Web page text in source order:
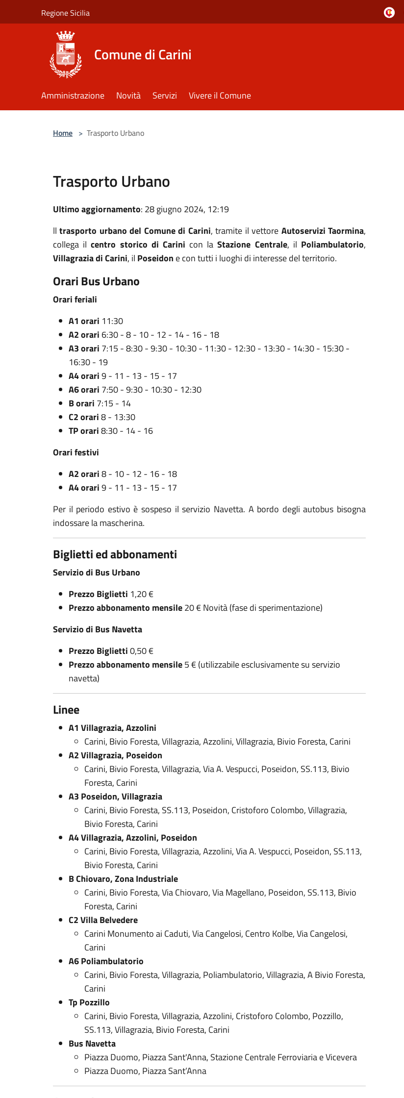
Regione Sicilia
Comune di Carini
Amministrazione Novità Servizi Vivere il Comune
Home > Trasporto Urbano
Trasporto Urbano
Ultimo aggiornamento: 28 giugno 2024, 12:19
lltrasporto urbano del Comune di Carini, tramite il vettore Autoservizi Taormina,
collega ilcentro storico di Carini con laStazione Centrale, il Poliambulatorio,
Villagrazia di Carini, il Poseidon e con tutti i luoghi di interesse del territorio.
Orari Bus Urbano
Orari feriali
A1 orari 11:30
A2 orari 6:30 - 8 - 10 - 12 - 14 - 16 - 18
A3 orari 7:15 - 8:30 - 9:30 - 10:30 - 11:30 - 12:30 - 13:30 - 14:30 - 15:30 -
16:30 - 19
A4 orari9 - 11 - 13 - 15 - 17
A6 orari 7:50 - 9:30 - 10:30 - 12:30
B orari 7:15 - 14
C2 orari8 - 13:30
TP orari8:30 - 14 - 16
Orari festivi
A2 orari8 - 10 - 12 - 16 - 18
A4 orari9 - 11 - 13 - 15 - 17
Per il periodo estivo è sospeso il servizio Navetta. A bordo degli autobus bisogna
indossare la mascherina.
Biglietti ed abbonamenti
Servizio di Bus Urbano
Prezzo Biglietti 1,20 €
Prezzo abbonamento mensile20 € Novità (fase di sperimentazione)
Servizio di Bus Navetta
Prezzo Biglietti0,50 €
Prezzo abbonamento mensile5 € (utilizzabile esclusivamente su servizio
navetta)
Linee
A1 Villagrazia, Azzolini
Carini, Bivio Foresta, Villagrazia, Azzolini, Villagrazia, Bivio Foresta, Carini
A2 Villagrazia, Poseidon
Carini, Bivio Foresta, Villagrazia, Via A. Vespucci, Poseidon, SS.113, Bivio
Foresta, Carini
A3 Poseidon, Villagrazia
Carini, Bivio Foresta, SS.113, Poseidon, Cristoforo Colombo, Villagrazia,
Bivio Foresta, Carini
A4 Villagrazia, Azzolini, Poseidon
Carini, Bivio Foresta, Villagrazia, Azzolini, Via A. Vespucci, Poseidon, SS.113,
Bivio Foresta, Carini
B Chiovaro, Zona Industriale
Carini, Bivio Foresta, Via Chiovaro, Via Magellano, Poseidon, SS.113, Bivio
Foresta, Carini
C2 Villa Belvedere
Carini Monumento ai Caduti, Via Cangelosi, Centro Kolbe, Via Cangelosi,
Carini
A6 Poliambulatorio
Carini, Bivio Foresta, Villagrazia, Poliambulatorio, Villagrazia, A Bivio Foresta,
Carini
Tp Pozzillo
Carini, Bivio Foresta, Villagrazia, Azzolini, Cristoforo Colombo, Pozzillo,
SS.113, Villagrazia, Bivio Foresta, Carini
Bus Navetta
Piazza Duomo, Piazza Sant'Anna, Stazione Centrale Ferroviaria e Vicevera
Piazza Duomo, Piazza Sant’Anna